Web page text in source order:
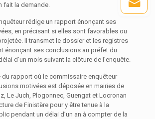
fait la demande.
rédige un rapport énonçant ses
en précisant si elles sont favorables ou
Il transmet le dossier et les registres
énonçant ses conclusions au préfet du
d’un mois suivant la clôture de l’enquête.
du rapport où le commissaire enquêteur
motivées est déposée en mairies de
Le Juch, Plogonnec, Guengat et Locronan
de Finistère pour y être tenue à la
pendant un délai d’un an à compter de la